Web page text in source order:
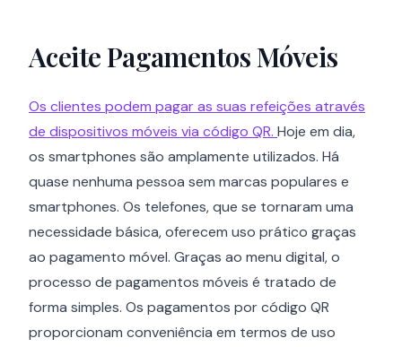
Aceite Pagamentos Móveis
Os clientes podem pagar as suas refeições através
de dispositivos móveis via código QR. Hoje em dia,
os smartphones são amplamente utilizados. Há
quase nenhuma pessoa sem marcas populares e
smartphones. Os telefones, que se tornaram uma
necessidade básica, oferecem uso prático graças
ao pagamento móvel. Graças ao menu digital, o
processo de pagamentos móveis é tratado de
forma simples. Os pagamentos por código QR
proporcionam conveniência em termos de uso